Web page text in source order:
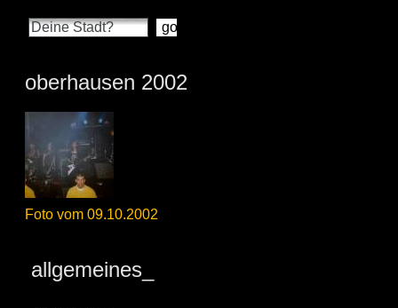
oberhausen 2002
Foto vom 09.10.2002
allgemeines_